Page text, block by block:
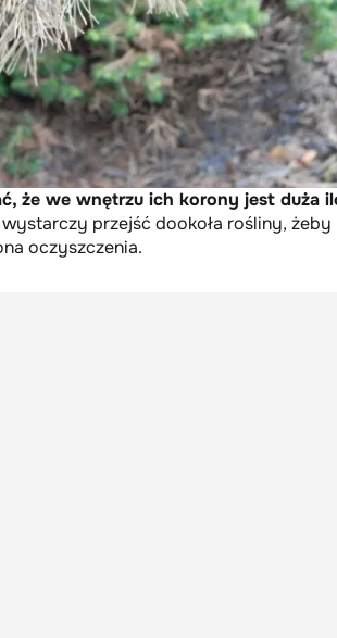
że we wnętrzu ich korony jest duża
wystarczy przejść dookoła rośliny, żeby
oczyszczenia.